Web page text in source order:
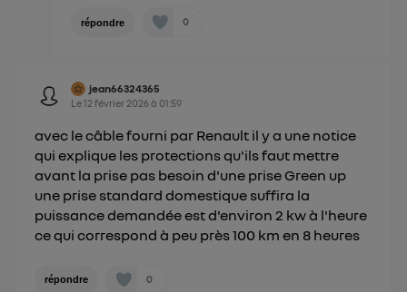
répondre 0
jean66324365
Le12 février 2026à 01:59
avec le câble fourni par Renault il y a une notice
qui explique les protections qu'ils faut mettre
avant la prise pas besoin d'une prise Green up
une prise standard domestique suffira la
puissance demandée est d'environ 2 kw à l'heure
ce qui correspond à peu près 100 km en 8 heures
répondre 0